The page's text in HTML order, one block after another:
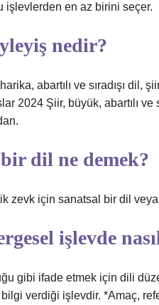
işlevlerden en az birini seçer.
nedir?
abartılı ve sıradışı dil,
2024 Şiir, büyük, abartılı ve
dil ne demek?
zevk için sanatsal bir dil veya
işlevde
gibi ifade etmek için dili
bilgi verdiği işlevdir. *Amaç,